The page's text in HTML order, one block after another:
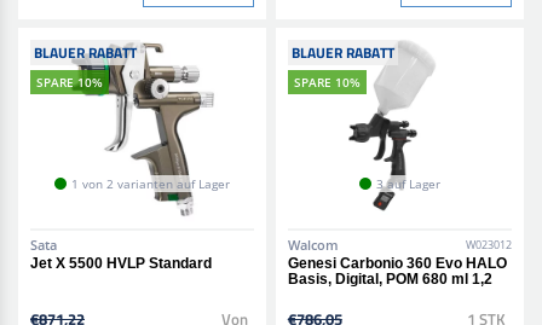
BLAUER RABATT
SPARE 10%
1 von 2 varianten auf Lager
Sata
Jet X 5500 HVLP Standard
€871,22 Von
BLAUER RABATT
SPARE 10%
3 auf Lager
Walcom W023012
Genesi Carbonio 360 Evo HALO
Basis, Digital, POM 680 ml 1,2
€786,05 1 STK